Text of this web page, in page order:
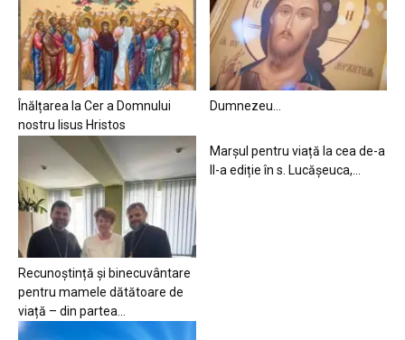
Înălțarea la Cer a Domnului
nostru Iisus Hristos
Dumnezeu…
Recunoștință și binecuvântare
pentru mamele dătătoare de
viață – din partea...
Marșul pentru viață la cea de-a
II-a ediție în s. Lucășeuca,...